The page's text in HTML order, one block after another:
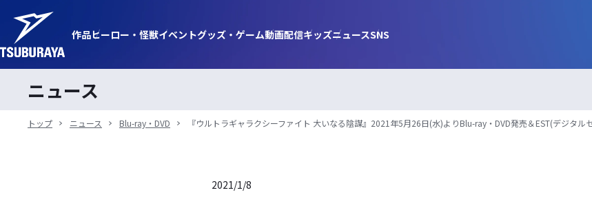
作品ヒーロー・ 怪獣イベントグッズ・ ゲーム動画配信キッズニュースSNS
ニュース
トップ ニュース Blu-ray・DVD 『ウルトラギャラクシーファイト 大いなる陰謀』2021年5月26日(水)よりBlu-ray・DVD発売＆EST(デジタ
2021/1/8